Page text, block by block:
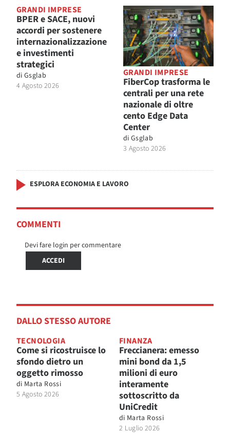
GRANDI IMPRESE
BPER e SACE, nuovi
accordi per sostenere
internazionalizzazione
e investimenti
strategici
di Gsglab
4 Agosto 2026
GRANDI IMPRESE
FiberCop trasforma le
centrali per una rete
nazionale di oltre
cento Edge Data
Center
di Gsglab
3 Agosto 2026
ESPLORA ECONOMIA E LAVORO
COMMENTI
Devi fare login per commentare
ACCEDI
DALLO STESSO AUTORE
TECNOLOGIA
Come si ricostruisce lo
sfondo dietro un
oggetto rimosso
di Marta Rossi
5 Agosto 2026
FINANZA
Freccianera: emesso
mini bond da 1,5
milioni di euro
interamente
sottoscritto da
UniCredit
di Marta Rossi
2 Luglio 2026